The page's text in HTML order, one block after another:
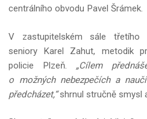
centrálního obvodu Pavel Šrámek.
V zastupitelském sále třetího
seniory Karel Zahut, metodik
policie Plzeň. „Cílem
o možných nebezpečích a
předcházet,“shrnul stručně smysl